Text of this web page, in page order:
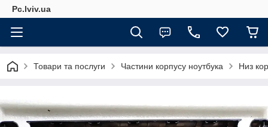
Pc.lviv.ua
Товари та послуги Частини корпусу ноутбука Низ